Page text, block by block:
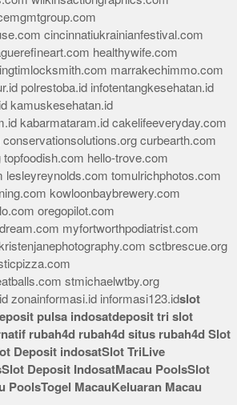
cincinnatiukrainianfestival.com
healthywife.com
marrakechimmo.com
polrestoba.id infotentangkesehatan.id
kamuskesehatan.id
kabarmataram.id cakelifeeveryday.com
conservationsolutions.org curbearth.com
topfoodish.com hello-trove.com
lesleyreynolds.com tomulrichphotos.com
kowloonbaybrewery.com
oregopilot.com
myfortworthpodiatrist.com
kristenjanephotography.com sctbrescue.org
stmichaelwtby.org
zonainformasi.id informasi123.idslot
pulsa indosatdeposit tri slot
rubah4d rubah4d situs rubah4d Slot
Deposit indosatSlot TriLive
Slot Deposit IndosatMacau PoolsSlot
PoolsTogel MacauKeluaran Macau